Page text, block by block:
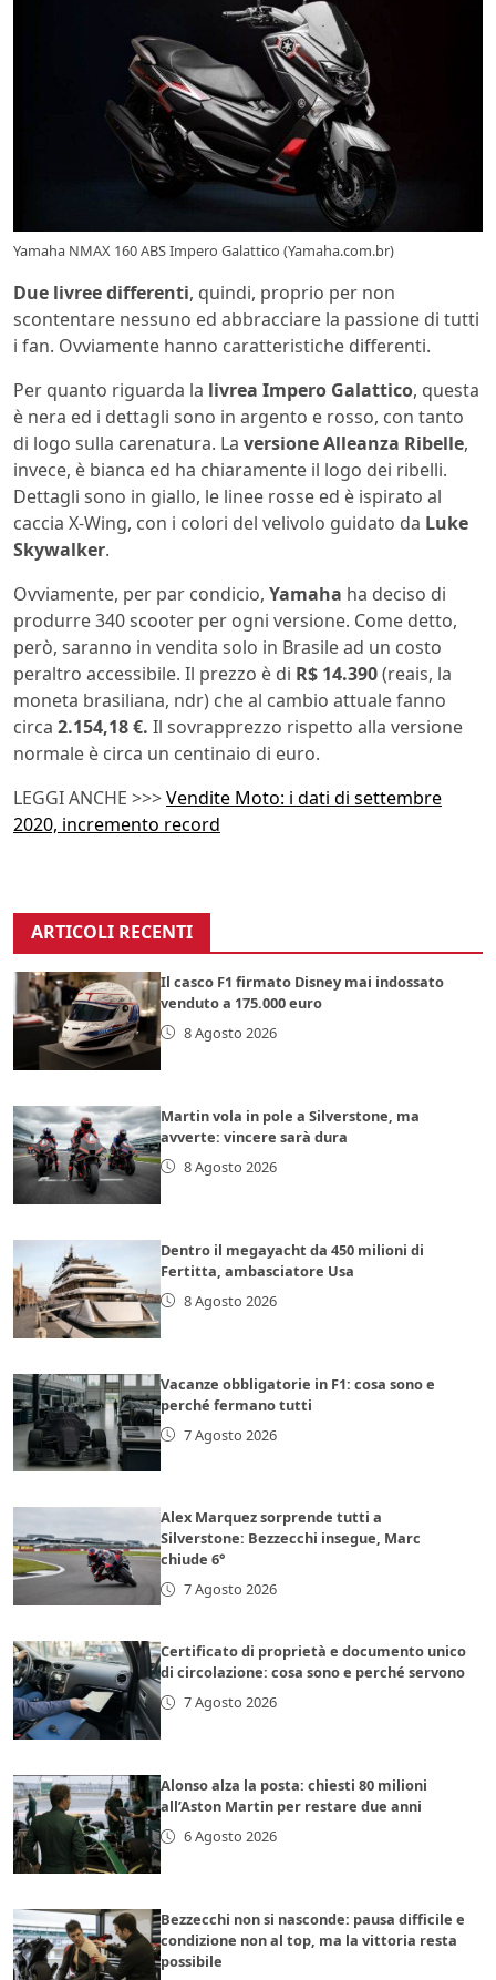
Yamaha NMAX 160 ABS Impero Galattico (Yamaha.com.br)
Due livree differenti, quindi, proprio per non
scontentare nessuno ed abbracciare la passione di tutti
i fan. Ovviamente hanno caratteristiche differenti.
Per quanto riguarda la livrea Impero Galattico, questa
è nera ed i dettagli sono in argento e rosso, con tanto
di logo sulla carenatura. La versione Alleanza Ribelle,
invece, è bianca ed ha chiaramente il logo dei ribelli.
Dettagli sono in giallo, le linee rosse ed è ispirato al
caccia X-Wing, con i colori del velivolo guidato da Luke
Skywalker.
Ovviamente, per par condicio, Yamaha ha deciso di
produrre 340 scooter per ogni versione. Come detto,
però, saranno in vendita solo in Brasile ad un costo
peraltro accessibile. Il prezzo è di R$ 14.390(reais, la
moneta brasiliana, ndr) che al cambio attuale fanno
circa 2.154,18 €. Il sovrapprezzo rispetto alla versione
normale è circa un centinaio di euro.
LEGGI ANCHE >>>Vendite Moto: i dati di settembre
2020, incremento record
ARTICOLI RECENTI
Il casco F1 firmato Disney mai indossato
venduto a 175.000 euro
8 Agosto 2026
Martin vola in pole a Silverstone, ma
avverte: vincere sarà dura
8 Agosto 2026
Dentro il megayacht da 450 milioni di
Fertitta, ambasciatore Usa
8 Agosto 2026
Vacanze obbligatorie in F1: cosa sono e
perché fermano tutti
7 Agosto 2026
Alex Marquez sorprende tutti a
Silverstone: Bezzecchi insegue, Marc
chiude 6°
7 Agosto 2026
Certificato di proprietà e documento unico
di circolazione: cosa sono e perché servono
7 Agosto 2026
Alonso alza la posta: chiesti 80 milioni
all’Aston Martin per restare due anni
6 Agosto 2026
Bezzecchi non si nasconde: pausa difficile e
condizione non al top, ma la vittoria resta
possibile